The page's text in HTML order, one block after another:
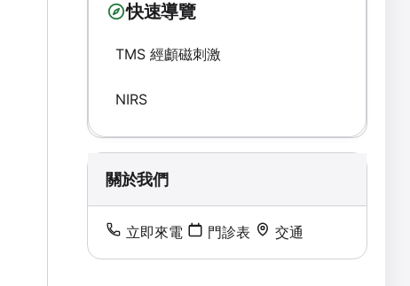
快速導覽
TMS 經顱磁刺激
NIRS
關於我們
立即來電 門診表 交通